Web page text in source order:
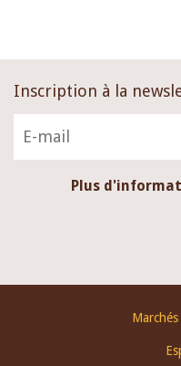
Inscription à la
Plus